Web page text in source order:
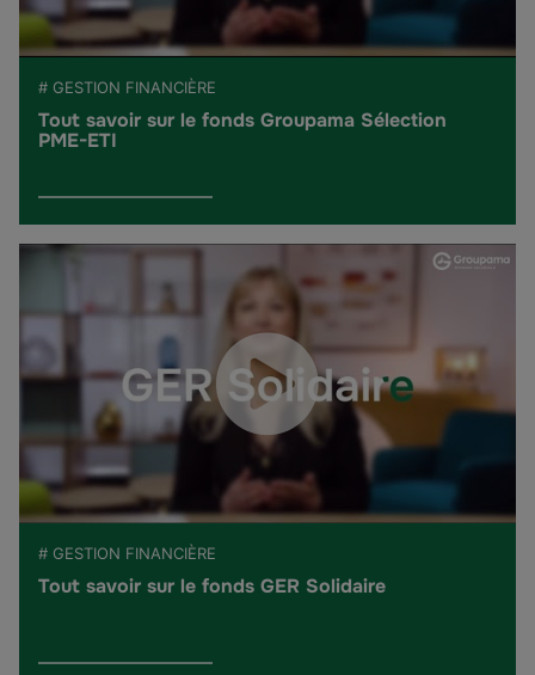
# GESTION FINANCIÈRE
Tout savoir sur le fonds Groupama Sélection
PME-ETI
# GESTION FINANCIÈRE
Tout savoir sur le fonds GER Solidaire